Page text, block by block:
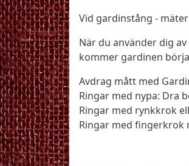
Vid gardinstång -
När du använder dig
kommer gardinen
Avdrag mått med
Ringar med nypa: Dra
Ringar med rynkkrok
Ringar med fingerkrok